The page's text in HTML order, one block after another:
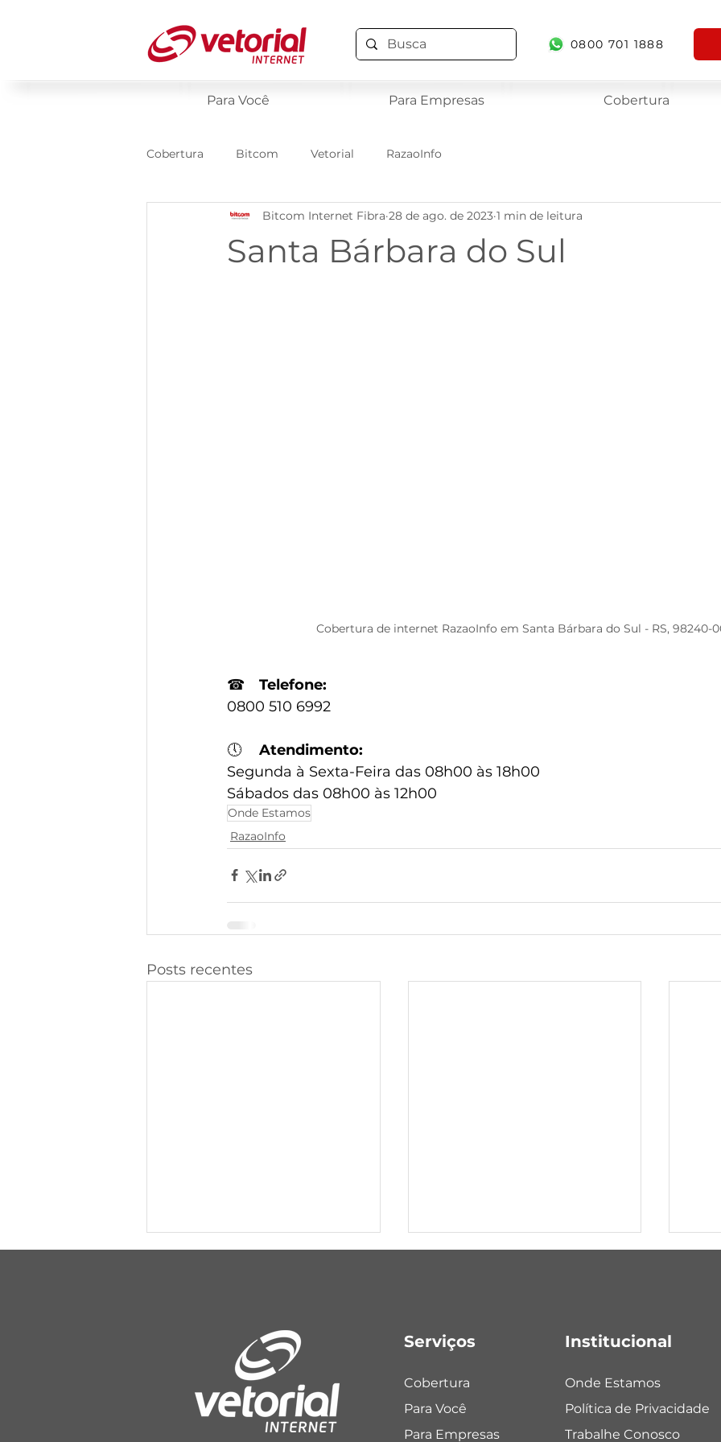
0800 701 1888
Para Você Para Empresas Cobertura
Cobertura Bitcom Vetorial RazaoInfo
Santa Bárbara do Sul
Bitcom Internet Fibra 28 de ago. de 2023 1 min de leitura
Cobertura de internet RazaoInfo em Santa Bárbara do Sul - RS, 98240-
☎
Telefone:
0800 510 6992
🕔
Atendimento:
Segunda à Sexta-Feira das 08h00 às 18h00
Sábados das 08h00 às 12h00
Onde Estamos
RazaoInfo
Posts recentes
Vista Gaúcha
Vista Alegre
Serviços
Cobertura
Para Você
Para Empresas
Institucional
Onde Estamos
Política de Privacidade
Trabalhe Conosco